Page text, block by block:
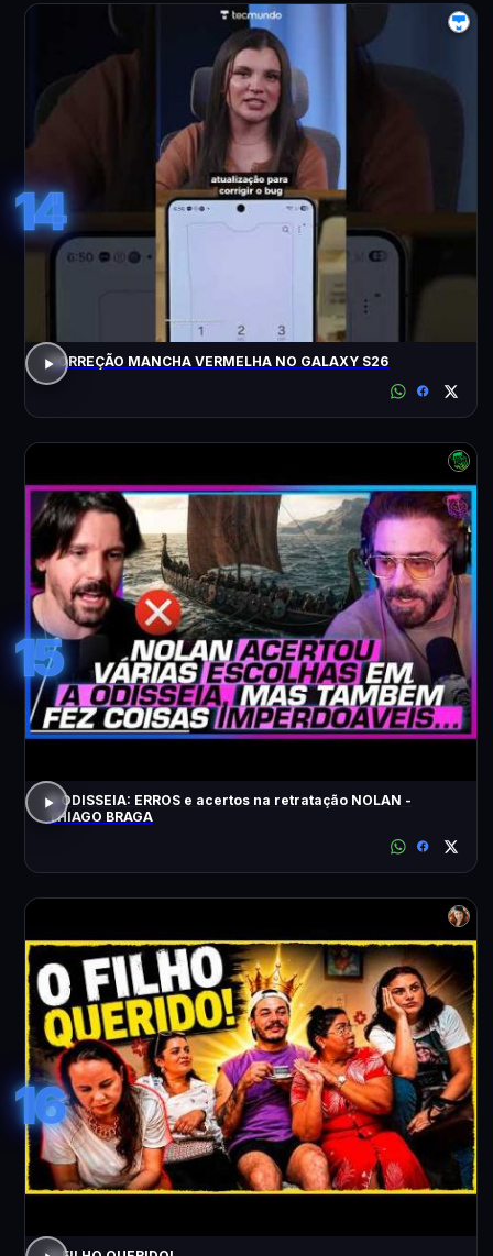
14
CORREÇÃO MANCHA VERMELHA NO GALAXY S26
15
A ODISSEIA: ERROS e acertos na retratação NOLAN -
THIAGO BRAGA
16